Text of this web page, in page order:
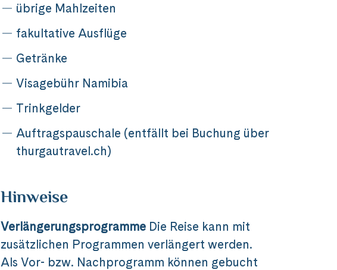
übrige Mahlzeiten
fakultative Ausflüge
Getränke
Visagebühr Namibia
Trinkgelder
Auftragspauschale (entfällt bei Buchung über
thurgautravel.ch)
Hinweise
Verlängerungsprogramme Die Reise kann mit
zusätzlichen Programmen verlängert werden.
Als Vor- bzw. Nachprogramm können gebucht